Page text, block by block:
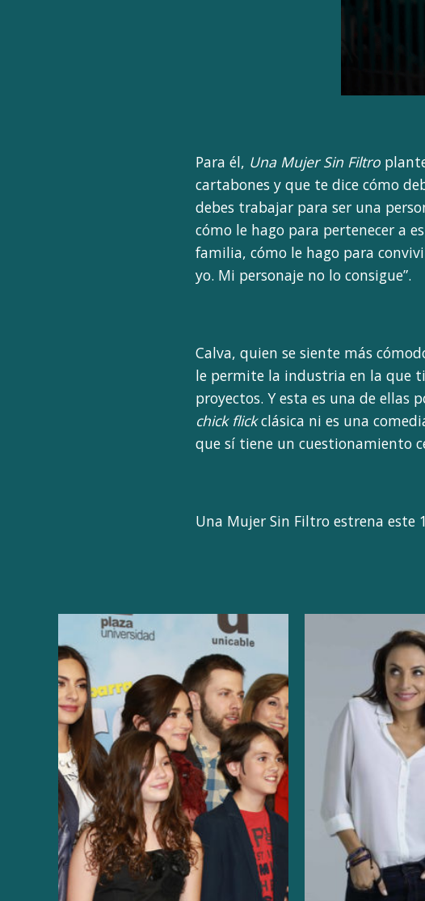
Para él, Una Mujer Sin Filtro
cartabones y que te dice cómo
debes trabajar para ser una
cómo le hago para pertenecer a
familia, cómo le hago para
yo. Mi personaje no lo consigue”.
Calva, quien se siente más
le permite la industria en la que
proyectos. Y esta es una de ellas
chick flickclásica ni es una
que sí tiene un cuestionamiento
Una Mujer Sin Filtro estrena este